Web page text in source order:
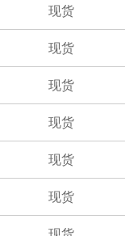
现货
现货
现货
现货
现货
现货